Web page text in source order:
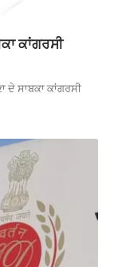
ਕਾਂਗਰਸੀ
ਸਾਬਕਾ ਕਾਂਗਰਸੀ